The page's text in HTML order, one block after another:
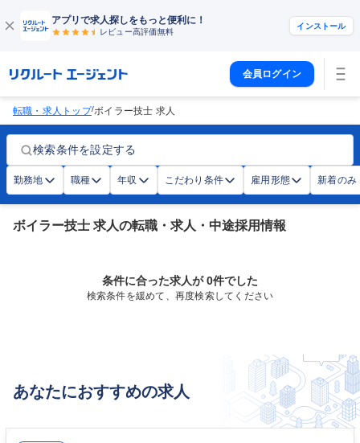
アプリで求人探しをもっと便利に！
レビュー高評価無料
インストール
会員ログイン
転職・求人トップ/ボイラー技士 求人
検索条件を設定する
勤務地 職種 年収 こだわり条件 雇用形態 新着のみ
ボイラー技士 求人の転職・求人・中途採用情報
条件に合った求人が 0件でした
検索条件を緩めて、再度検索してください
あなたにおすすめの求人